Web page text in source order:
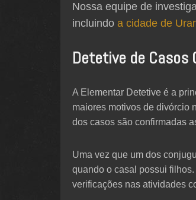
Nossa equipe de
incluindo a cidade de
Detetive de Casos
A Elementar Detetive é a
maiores motivos de divórcio
dos casos são confirmadas
Uma vez que um dos
quando o casal possui
verificações nas atividades